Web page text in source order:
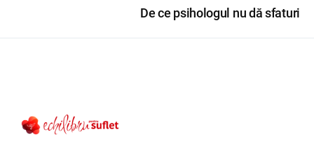
De ce psihologul nu dă sfaturi